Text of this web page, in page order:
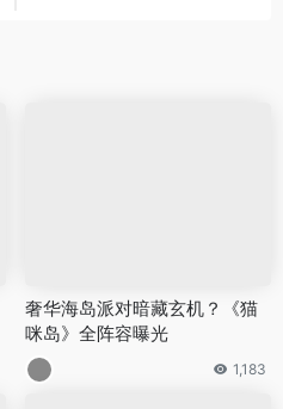
奢华海岛派对暗藏玄机？《猫
咪岛》全阵容曝光
1,183